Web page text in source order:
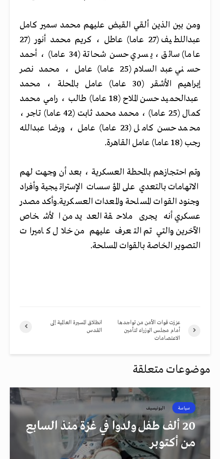
ومن بين الذين ألقي القبض عليهم محمد سمير كامل
عبداللطيف (27 عاما) عاطل ، كريم محمد أنور (27
عاما) سائق ، يسري حسن شحاتة (34 عاما) ، أحمد
حسني عبدالسلام (25 عاما) عامل ، محمد نصر
إبراهيم الأشقر (30 عاما) عامل بالمحلة ، محمد
عبدالحميد حسن الملاح (18 عاما) طالب ، رامي محمد
كمال (25 عاما) ، محمد محمد ثابت (42 عاما) تاجر ،
محمد حسن كامل (23 عاما) عامل ، ورضا عبدالله
رجب (18 عاما) عامل القاهرة.
وتم احتجازهم بالمحطة العسكرية ، بعد أن وجهت لهم
الاتهامات بالتعدي على المؤسسات الإستراتيجية وأفراد
وجنود القوات المسلحة والمعدات العسكرية.وأكد مصدر
عسكري أنه يجرى ملاحقة العديد من الأشخاص
الآخرين والتي تم التعرف عليهم من خلال كاميرات
التصوير الخاصة بالقوات المسلحة.
انطلاق المسيرة العالمية إلى
القدس
عززت قوات الأمن من تواجدها
أمام مجلس الوزراء لتأمين
الاعتصامات
موضوعات متعلقة
سياسة اليونيسيف
20 ألف طفل ولدوا في غزة منذ السابع
من أكتوبر